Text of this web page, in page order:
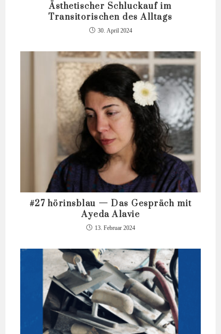
Ästhetischer Schluckauf im
Transitorischen des Alltags
30. April 2024
#27 hörinsblau — Das Gespräch mit
Ayeda Alavie
13. Februar 2024